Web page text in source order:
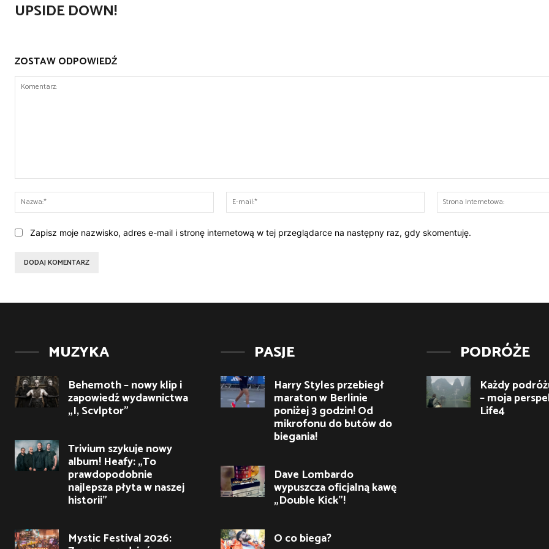
UPSIDE DOWN!
ZOSTAW ODPOWIEDŹ
Nazwa:*
mail:*
Zapisz moje nazwisko, adres e-mail i stronę internetową w tej przeglądarce na następny raz, gdy skomentuję.
MUZYKA
Behemoth – nowy klip i
zapowiedź wydawnictwa
„I, Scvlptor”
Trivium szykuje nowy
album! Heafy: „To
prawdopodobnie
najlepsza płyta w naszej
historii”
Mystic Festival 2026:
PASJE
Harry Styles przebiegł
maraton w Berlinie
poniżej 3 godzin! Od
mikrofonu do butów do
biegania!
Dave Lombardo
wypuszcza oficjalną kawę
„Double Kick”!
O co biega?
PODRÓŻE
Każdy
– moja
Life4